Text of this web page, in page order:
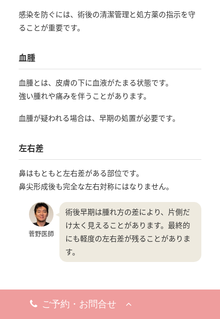
感染を防ぐには、術後の清潔管理と処方薬の指示を守
ることが重要です。
血腫
血腫とは、皮膚の下に血液がたまる状態です。
強い腫れや痛みを伴うことがあります。
血腫が疑われる場合は、早期の処置が必要です。
左右差
鼻はもともと左右差がある部位です。
鼻尖形成後も完全な左右対称にはなりません。
菅野医師
術後早期は腫れ方の差により、片側だ
け太く見えることがあります。最終的
にも軽度の左右差が残ることがありま
す。
変化が物足りない